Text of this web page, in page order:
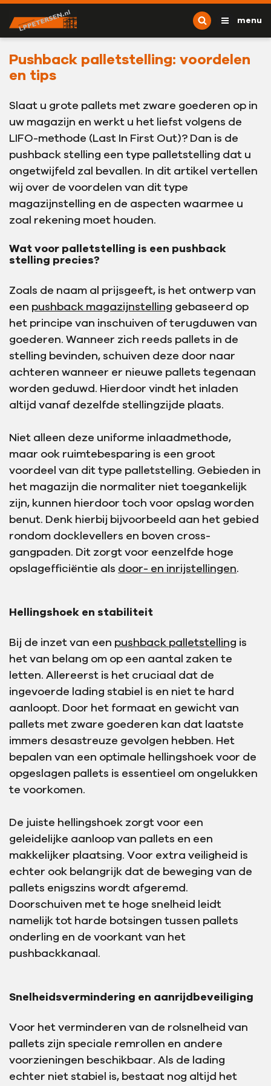
Ga naar content
L.P. Petersen
menu
Pushback palletstelling: voordelen
en tips
Slaat u grote pallets met zware goederen op in
uw magazijn en werkt u het liefst volgens de
LIFO-methode (Last In First Out)? Dan is de
pushback stelling een type palletstelling dat u
ongetwijfeld zal bevallen. In dit artikel vertellen
wij over de voordelen van dit type
magazijnstelling en de aspecten waarmee u
zoal rekening moet houden.
Wat voor palletstelling is een pushback
stelling precies?
Zoals de naam al prijsgeeft, is het ontwerp van
een pushback magazijnstelling gebaseerd op
het principe van inschuiven of terugduwen van
goederen. Wanneer zich reeds pallets in de
stelling bevinden, schuiven deze door naar
achteren wanneer er nieuwe pallets tegenaan
worden geduwd. Hierdoor vindt het inladen
altijd vanaf dezelfde stellingzijde plaats.
Niet alleen deze uniforme inlaadmethode,
maar ook ruimtebesparing is een groot
voordeel van dit type palletstelling. Gebieden in
het magazijn die normaliter niet toegankelijk
zijn, kunnen hierdoor toch voor opslag worden
benut. Denk hierbij bijvoorbeeld aan het gebied
rondom docklevellers en boven cross-
gangpaden. Dit zorgt voor eenzelfde hoge
opslagefficiëntie als door- en inrijstellingen.
Hellingshoek en stabiliteit
Bij de inzet van een pushback palletstelling is
het van belang om op een aantal zaken te
letten. Allereerst is het cruciaal dat de
ingevoerde lading stabiel is en niet te hard
aanloopt. Door het formaat en gewicht van
pallets met zware goederen kan dat laatste
immers desastreuze gevolgen hebben. Het
bepalen van een optimale hellingshoek voor de
opgeslagen pallets is essentieel om ongelukken
te voorkomen.
De juiste hellingshoek zorgt voor een
geleidelijke aanloop van pallets en een
makkelijker plaatsing. Voor extra veiligheid is
echter ook belangrijk dat de beweging van de
pallets enigszins wordt afgeremd.
Doorschuiven met te hoge snelheid leidt
namelijk tot harde botsingen tussen pallets
onderling en de voorkant van het
pushbackkanaal.
Snelheidsvermindering en aanrijdbeveiliging
Voor het verminderen van de rolsnelheid van
pallets zijn speciale remrollen en andere
voorzieningen beschikbaar. Als de lading
echter niet stabiel is, bestaat nog altijd het